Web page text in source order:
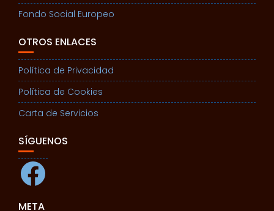
Fondo Social Europeo
OTROS ENLACES
Política de Privacidad
Política de Cookies
Carta de Servicios
SÍGUENOS
Facebook
META